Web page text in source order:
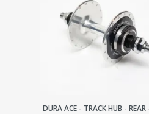
DURA ACE - TRACK HUB -